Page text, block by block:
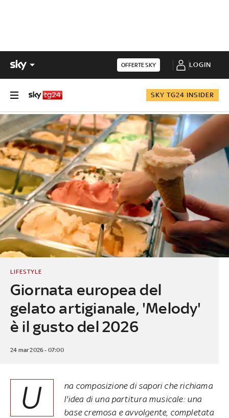
OFFERTE SKY LOGIN
SKY TG24 INSIDER
Giornata europea del
gelato artigianale, 'Melody'
è il gusto del 2026
LIFESTYLE
24 mar 2026 - 07:00
U
na composizione di sapori che richiama
l'idea di una partitura musicale: una
base cremosa e avvolgente, completata